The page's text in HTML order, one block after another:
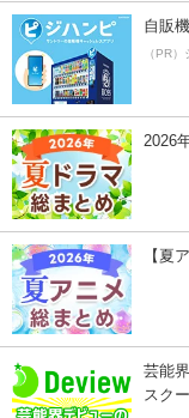
自販
（PR
2026
【夏
芸能
スク